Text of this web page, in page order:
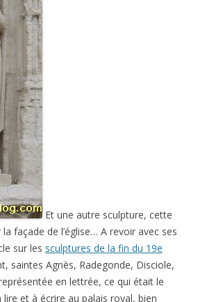
Et une autre sculpture, cette
façade de l’église… A revoir avec ses
sur les sculptures de la fin du 19e
saintes Agnès, Radegonde, Disciole,
en lettrée, ce qui était le
lire et à écrire au palais royal, bien